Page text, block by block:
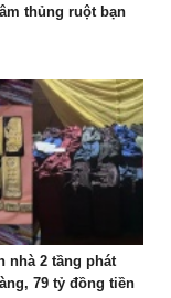
thủng ruột bạn
nhà 2 tầng phát
79 tỷ đồng tiền